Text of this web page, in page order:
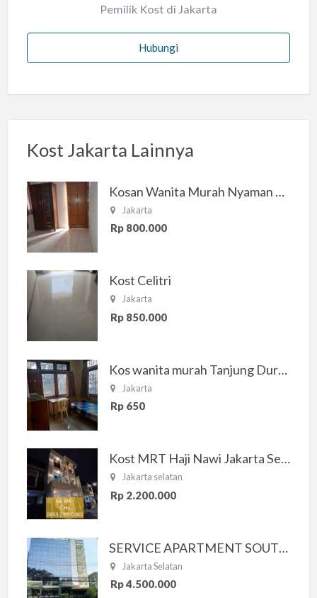
Pemilik Kost di Jakarta
Hubungi
Kost Jakarta Lainnya
Kosan Wanita Murah Nyaman di Jakarta Selatan
Jakarta
Rp 800.000
Kost Celitri
Jakarta
Rp 850.000
Kos wanita murah Tanjung Duren Jakarta Barat
Jakarta
Rp 650
Kost MRT Haji Nawi Jakarta Selatan
Jakarta selatan
Rp 2.200.000
SERVICE APARTMENT SOUTH RESIDENCE
Jakarta Selatan
Rp 4.500.000